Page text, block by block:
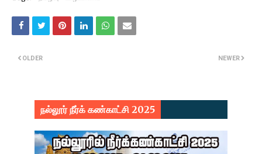
NEWER
OLDER
நல்லூர் நீர்க் கண்காட்சி 2025